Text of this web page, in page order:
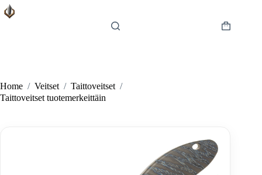
Skip
to
Shopping
Home / Veitset / Taittoveitset /
Taittoveitset tuotemerkeittäin